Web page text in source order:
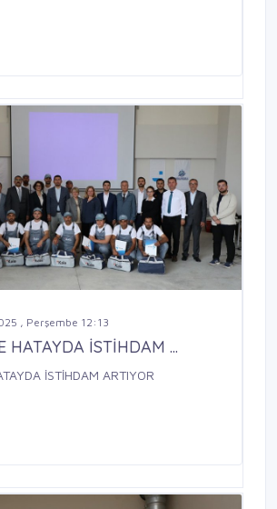
, Perşembe 12:13
HATAYDA İSTİHDAM ...
İSTİHDAM ARTIYOR